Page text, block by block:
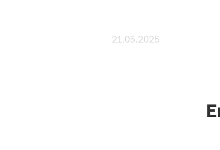
21.05.2025